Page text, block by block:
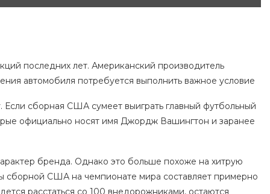
последних лет. Американский производитель
автомобиля потребуется выполнить важное условие
сборная США сумеет выиграть главный футбольный
официально носят имя Джордж Вашингтон и заранее
бренда. Однако это больше похоже на хитрую
сборной США на чемпионате мира составляет примерно
расстаться со 100 внедорожниками, остаются